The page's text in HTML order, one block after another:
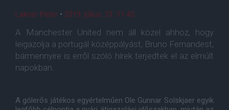
Lakner Péter • 2019. július. 31. 11:45
A Manchester United nem áll közel ahhoz, hogy
leigazolja a portugál középpályást, Bruno Fernandest,
bármennyire is erről szóló hírek terjedtek el az elmúlt
napokban.
A gólerős játékos egyértelműen Ole Gunnar Solskjaer egyik